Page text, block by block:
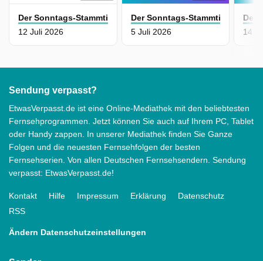
Der Sonntags-Stammtisch
12 Juli 2026
Der Sonntags-Stammtisch
5 Juli 2026
Der
14
Sendung verpasst?
EtwasVerpasst.de ist eine Online-Mediathek mit den beliebtesten
Fernsehprogrammen. Jetzt können Sie auch auf Ihrem PC, Tablet
oder Handy zappen. In unserer Mediathek finden Sie Ganze
Folgen und die neuesten Fernsehfolgen der besten
Fernsehserien. Von allen Deutschen Fernsehsendern. Sendung
verpasst: EtwasVerpasst.de!
Kontakt Hilfe Impressum Erklärung
Datenschutz
RSS
Ändern Datenschutzeinstellungen